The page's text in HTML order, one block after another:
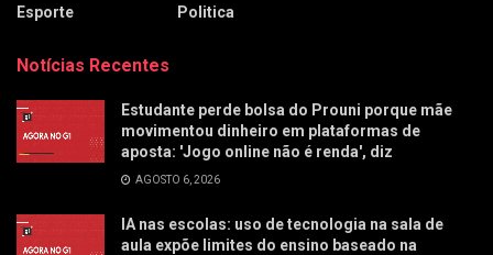
Esporte
Politica
Notícias Recentes
Estudante perde bolsa do Prouni porque mãe
movimentou dinheiro em plataformas de
aposta: 'Jogo online não é renda', diz
AGOSTO 6, 2026
IA nas escolas: uso de tecnologia na sala de
aula expõe limites do ensino baseado na